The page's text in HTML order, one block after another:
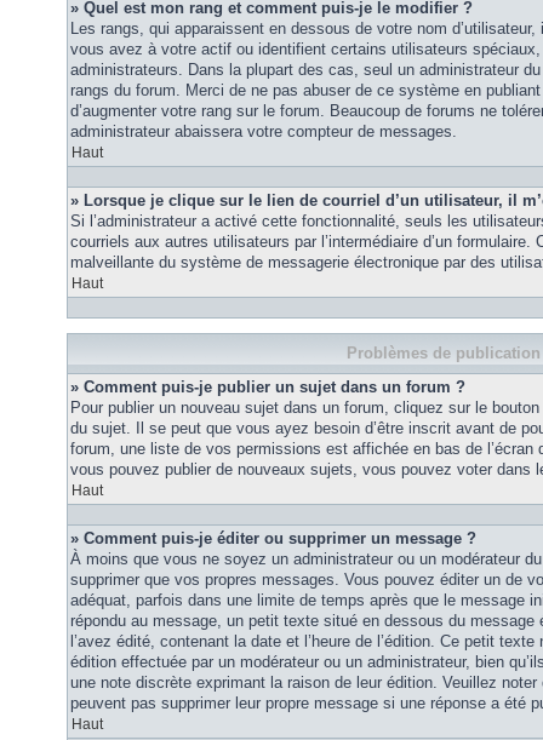
» Quel est mon rang et comment puis-je le modifier ?
Les rangs, qui apparaissent en dessous de votre nom
vous avez à votre actif ou identifient certains utilisateurs
administrateurs. Dans la plupart des cas, seul un administrateur
rangs du forum. Merci de ne pas abuser de ce système en
d’augmenter votre rang sur le forum. Beaucoup de forums ne
administrateur abaissera votre compteur de messages.
Haut
» Lorsque je clique sur le lien de courriel d’un utilisateur, il
Si l’administrateur a activé cette fonctionnalité, seuls les
courriels aux autres utilisateurs par l’intermédiaire d’un formulaire.
malveillante du système de messagerie électronique par des
Haut
Problèmes de publication
» Comment puis-je publier un sujet dans un forum ?
Pour publier un nouveau sujet dans un forum, cliquez sur le
du sujet. Il se peut que vous ayez besoin d’être inscrit avant de
forum, une liste de vos permissions est affichée en bas de
vous pouvez publier de nouveaux sujets, vous pouvez voter dans
Haut
» Comment puis-je éditer ou supprimer un message ?
À moins que vous ne soyez un administrateur ou un modérateur
supprimer que vos propres messages. Vous pouvez éditer un de
adéquat, parfois dans une limite de temps après que le message
répondu au message, un petit texte situé en dessous du message
l’avez édité, contenant la date et l’heure de l’édition. Ce petit texte
édition effectuée par un modérateur ou un administrateur, bien
une note discrète exprimant la raison de leur édition. Veuillez
peuvent pas supprimer leur propre message si une réponse a été
Haut